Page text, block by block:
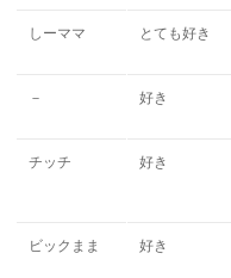
しーママ とても好き
－ 好き
チッチ 好き
ビックまま 好き